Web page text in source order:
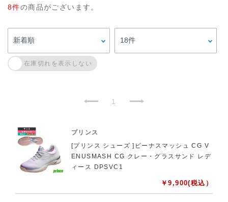
8件の商品がございます。
1
プリンス
[プリンス シューズ ]ビーナスマッシュ CG V
ENUSMASH CG クレー・グラスサンド レデ
ィース DPSVC1
￥9,900(税込）